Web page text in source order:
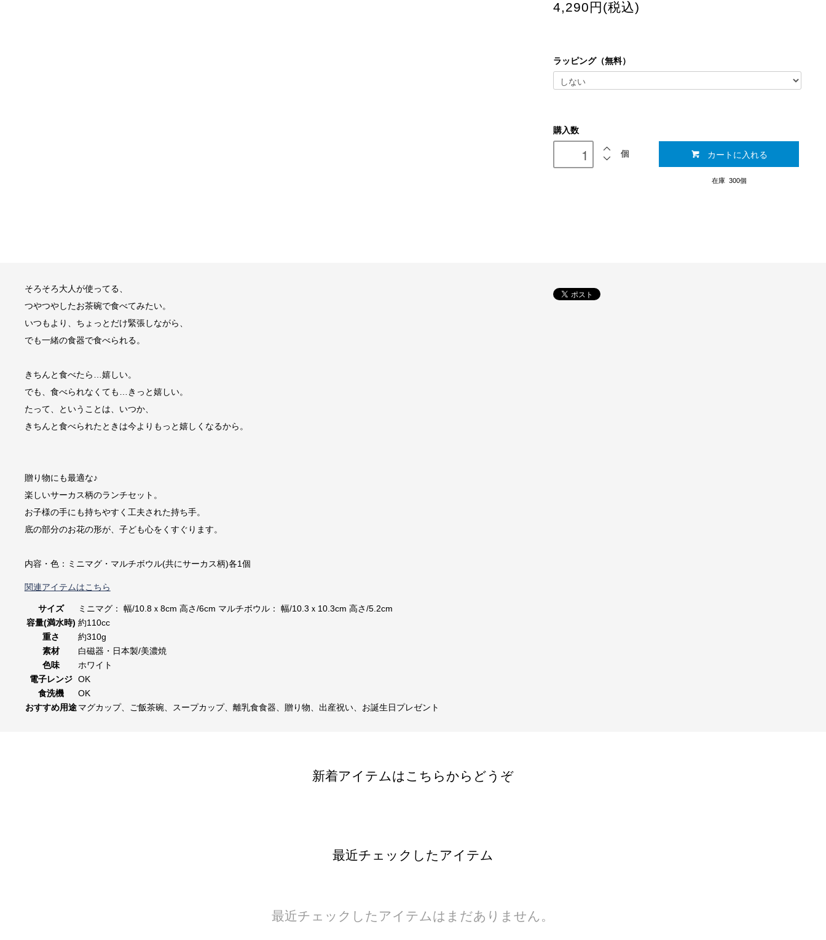
4,290円(税込)
ラッピング（無料）
購入数
個 カートに入れる
在庫 300個
そろそろ大人が使ってる、
つやつやしたお茶碗で食べてみたい。
いつもより、ちょっとだけ緊張しながら、
でも一緒の食器で食べられる。
きちんと食べたら…嬉しい。
でも、食べられなくても…きっと嬉しい。
たって、ということは、いつか、
きちんと食べられたときは今よりもっと嬉しくなるから。
贈り物にも最適な♪
楽しいサーカス柄のランチセット。
お子様の手にも持ちやすく工夫された持ち手。
底の部分のお花の形が、子ども心をくすぐります。
内容・色：ミニマグ・マルチボウル(共にサーカス柄)各1個
関連アイテムはこちら
サイズ
ミニマグ： 幅/10.8ｘ8cm 高さ/6cm マルチボウル： 幅/10.3ｘ10.3cm 高さ/5.2cm
容量(満水時) 約110cc
重さ
約310g
素材
白磁器・日本製/美濃焼
色味
ホワイト
電子レンジ OK
食洗機
OK
おすすめ用途 マグカップ、ご飯茶碗、スープカップ、離乳食食器、贈り物、出産祝い、お誕生日プレゼント
新着アイテムはこちらからどうぞ
最近チェックしたアイテム
最近チェックしたアイテムはまだありません。